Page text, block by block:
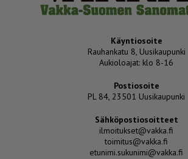
Käyntiosoite
Rauhankatu 8, Uusikaupunki
Aukioloajat: klo 8-16
Postiosoite
PL 84, 23501 Uusikaupunki
Sähköpostiosoitteet
ilmoitukset@vakka.fi
toimitus@vakka.fi
etunimi.sukunimi@vakka.fi